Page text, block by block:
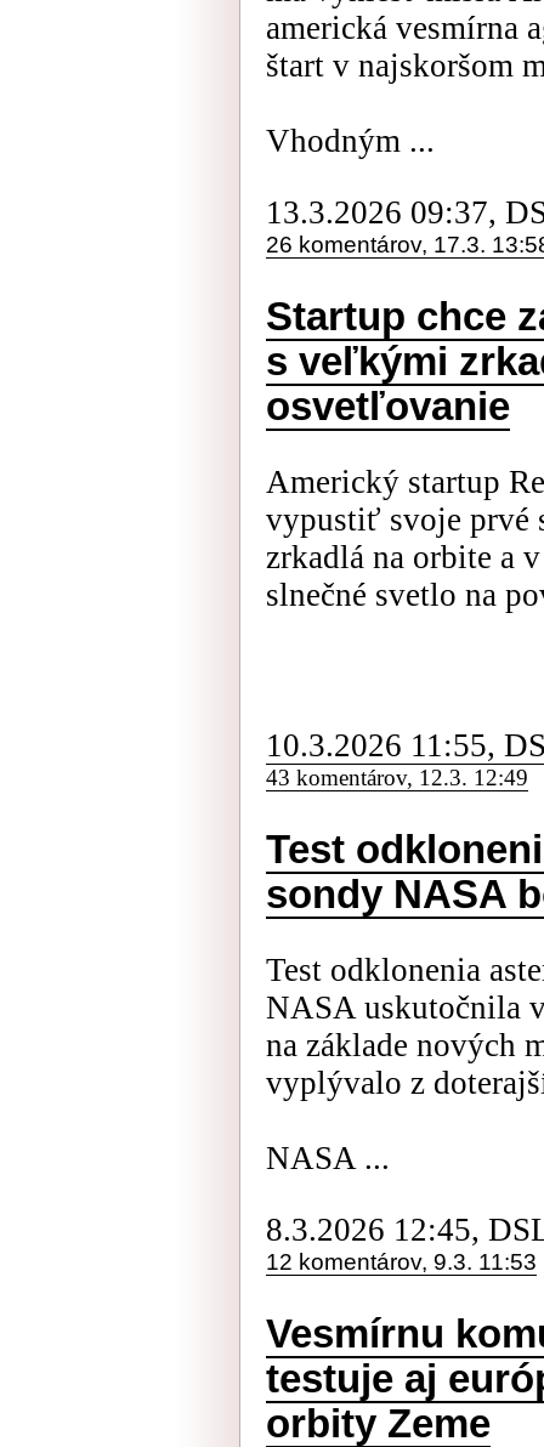
americká vesmírna
štart v najskoršom
Vhodným ...
13.3.2026 09:37,
26 komentárov, 17.3.
Startup chce
s veľkými
osvetľovanie
Americký startup
vypustiť svoje prvé
zrkadlá na orbite a
slnečné svetlo na
10.3.2026 11:55,
43 komentárov, 12.3. 12:49
Test
sondy NASA
Test odklonenia
NASA uskutočnila
na základe nových
vyplývalo z
NASA ...
8.3.2026 12:45,
12 komentárov, 9.3. 11:53
Vesmírnu
testuje aj
orbity Zeme